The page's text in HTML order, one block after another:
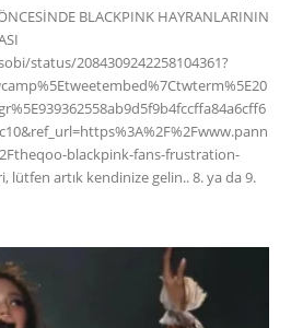
BLACKPINK HAYRANLARININ
status/2084309242258104361?
blackpink-fans-frustration-
lütfen artık kendinize gelin.. 8. ya da 9.